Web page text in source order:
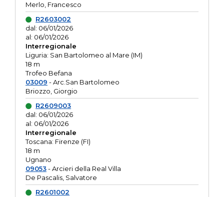
Merlo, Francesco
R2603002
dal: 06/01/2026
al: 06/01/2026
Interregionale
Liguria: San Bartolomeo al Mare (IM)
18 m
Trofeo Befana
03009 - Arc.San Bartolomeo
Briozzo, Giorgio
R2609003
dal: 06/01/2026
al: 06/01/2026
Interregionale
Toscana: Firenze (FI)
18 m
Ugnano
09053- Arcieri della Real Villa
De Pascalis, Salvatore
R2601002